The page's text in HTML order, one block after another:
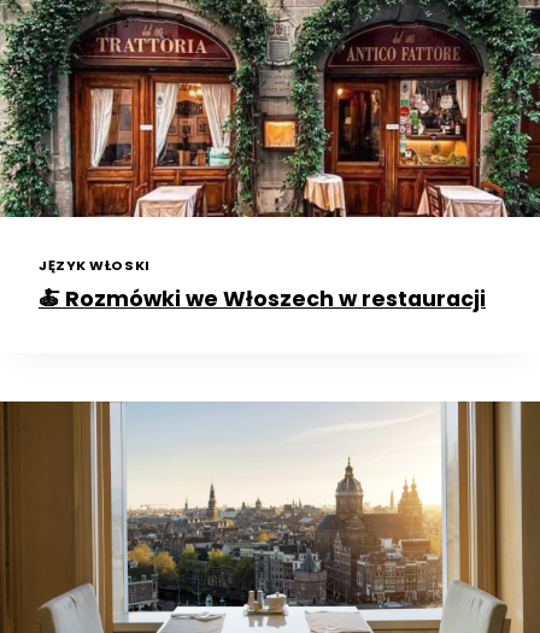
JĘZYK WŁOSKI
🍝 Rozmówki we Włoszech w restauracji